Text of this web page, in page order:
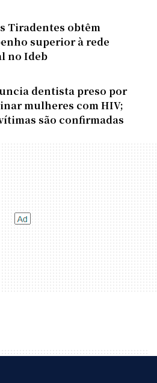
Tiradentes obtêm
superior à rede
no Ideb
dentista preso por
mulheres com HIV;
são confirmadas